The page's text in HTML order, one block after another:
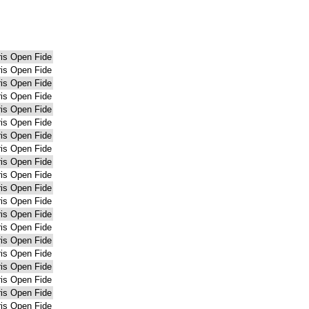
Open Fide
Open Fide
Open Fide
Open Fide
Open Fide
Open Fide
Open Fide
Open Fide
Open Fide
Open Fide
Open Fide
Open Fide
Open Fide
Open Fide
Open Fide
Open Fide
Open Fide
Open Fide
Open Fide
Open Fide